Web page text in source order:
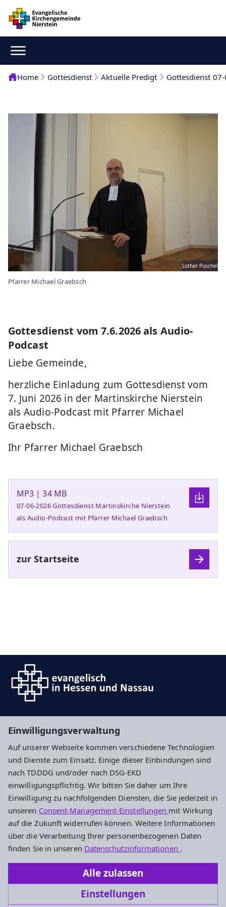
Einwilligungsverwaltung
Auf unserer Webseite kommen verschiedene Technologien
und Dienste zum Einsatz. Einige dieser Einbindungen sind
nach TDDDG und/oder nach DSG-EKD
einwilligungspflichtig. Wir bitten Sie daher um Ihre
Einwilligung zu nachfolgenden Diensten, die Sie jederzeit in
unseren Consent-Management-Einstellungen mit Wirkung
auf die Zukunft widerrufen können. Weitere Informationen
über die Verarbeitung Ihrer personenbezogenen Daten
finden Sie in unseren Datenschutzinformationen .
Alle zulassen
Einstellungen
Home Gottesdienst Aktuelle Predigt Gottesdienst
Lothar Püschel
Pfarrer Michael Graebsch
Gottesdienst vom 7.6.2026 als Audio-
Podcast
Liebe Gemeinde,
herzliche Einladung zum Gottesdienst vom
7. Juni 2026 in der Martinskirche Nierstein
als Audio-Podcast mit Pfarrer Michael
Graebsch.
Ihr Pfarrer Michael Graebsch
MP3 | 34 MB
07-06-2026 Gottesdienst Martinskirche Nierstein
als Audio-Podcast mit Pfarrer Michael Graebsch
zur Startseite
Suche
Ev. Kirchengemeinde Nierstein
Mühlgasse 28
55283 Nierstein
Tel.: +49 6133 5687
kirchengemeinde.nierstein@ekhn.de